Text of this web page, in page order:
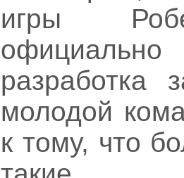
игры
разработка
молодой
к тому, что